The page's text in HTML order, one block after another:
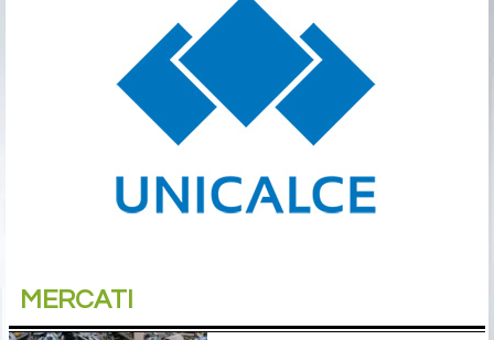
MERCATI